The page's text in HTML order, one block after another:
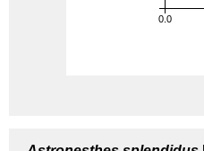
0.0